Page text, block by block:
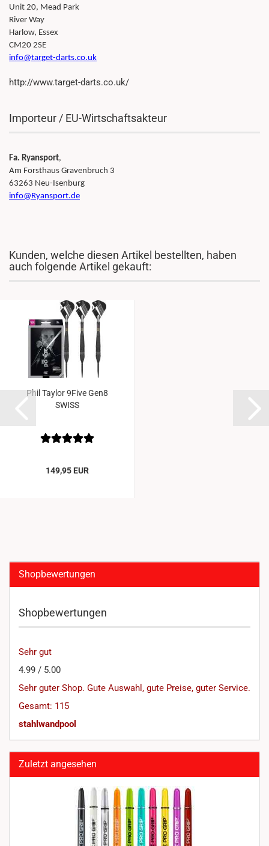
Unit 20, Mead Park
River Way
Harlow, Essex
CM20 2SE
info@target-darts.co.uk
http://www.target-darts.co.uk/
Importeur / EU-Wirtschaftsakteur
Fa. Ryansport,
Am Forsthaus Gravenbruch 3
63263 Neu-Isenburg
info@Ryansport.de
Kunden, welche diesen Artikel bestellten, haben
auch folgende Artikel gekauft:
Phil Taylor 9Five Gen8
SWISS
149,95 EUR
Shopbewertungen
Shopbewertungen
Sehr gut
4.99 / 5.00
Sehr guter Shop. Gute Auswahl, gute Preise, guter Service.
Gesamt: 115
stahlwandpool
Zuletzt angesehen